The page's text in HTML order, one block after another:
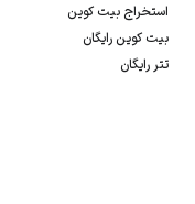
استخراج بیت کوین
بیت کوین رایگان
تتر رایگان